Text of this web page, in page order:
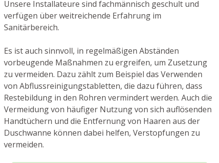
Unsere Installateure sind fachmännisch geschult und
verfügen über weitreichende Erfahrung im
Sanitärbereich.
Es ist auch sinnvoll, in regelmäßigen Abständen
vorbeugende Maßnahmen zu ergreifen, um Zusetzung
zu vermeiden. Dazu zählt zum Beispiel das Verwenden
von Abflussreinigungstabletten, die dazu führen, dass
Restebildung in den Rohren vermindert werden. Auch die
Vermeidung von häufiger Nutzung von sich auflösenden
Handtüchern und die Entfernung von Haaren aus der
Duschwanne können dabei helfen, Verstopfungen zu
vermeiden.